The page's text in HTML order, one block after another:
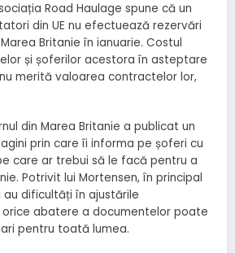
Road Haulage spune că un
din UE nu efectuează rezervări
Britanie în ianuarie. Costul
și șoferilor acestora în asteptare
merită valoarea contractelor lor,
din Marea Britanie a publicat un
prin care îi informa pe șoferi cu
care ar trebui să le facă pentru a
Potrivit lui Mortensen, în principal
dificultăți în ajustările
abatere a documentelor poate
pentru toată lumea.